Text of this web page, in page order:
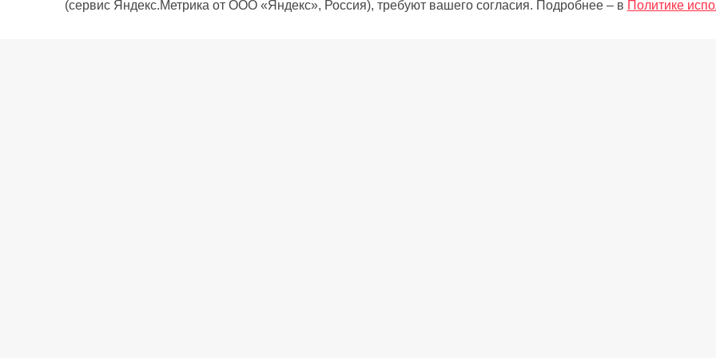
(сервис Яндекс.Метрика от ООО «Яндекс», Россия), требуют вашего согласия. Подробнее – в Политике